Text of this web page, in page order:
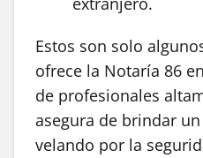
Estos son solo
ofrece la Notaría 86
de profesionales
asegura de brindar
velando por la